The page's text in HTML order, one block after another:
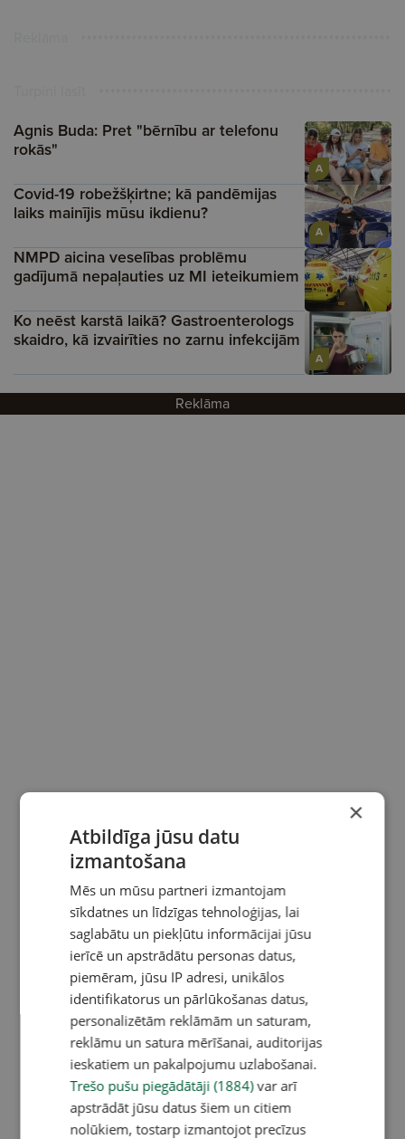
A
Agnis Buda: Pret "bērnību ar telefonu
rokās"
A
Covid-19 robežšķirtne; kā pandēmijas
laiks mainījis mūsu ikdienu?
NMPD aicina veselības problēmu
gadījumā nepaļauties uz MI ieteikumiem
A
Ko neēst karstā laikā? Gastroenterologs
skaidro, kā izvairīties no zarnu infekcijām
Reklāma
×
Atbildīga jūsu datu
izmantošana
Mēs un mūsu partneri izmantojam
sīkdatnes un līdzīgas tehnoloģijas, lai
saglabātu un piekļūtu informācijai jūsu
ierīcē un apstrādātu personas datus,
piemēram, jūsu IP adresi, unikālos
identifikatorus un pārlūkošanas datus,
personalizētām reklāmām un saturam,
reklāmu un satura mērīšanai, auditorijas
ieskatiem un pakalpojumu uzlabošanai.
Trešo pušu piegādātāji (1884)var arī
apstrādāt jūsu datus šiem un citiem
nolūkiem, tostarp izmantojot precīzus